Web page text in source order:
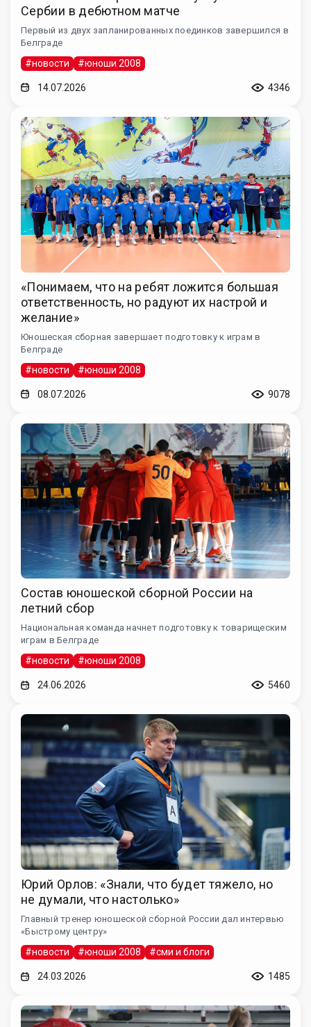
Сербии в дебютном матче
Первый из двух запланированных поединков завершился в
Белграде
#новости #юноши 2008
14.07.2026 4346
«Понимаем, что на ребят ложится большая
ответственность, но радуют их настрой и
желание»
Юношеская сборная завершает подготовку к играм в
Белграде
#новости #юноши 2008
08.07.2026 9078
Состав юношеской сборной России на
летний сбор
Национальная команда начнет подготовку к товарищеским
играм в Белграде
#новости #юноши 2008
24.06.2026 5460
Юрий Орлов: «Знали, что будет тяжело, но
не думали, что настолько»
Главный тренер юношеской сборной России дал интервью
«Быстрому центру»
#новости #юноши 2008 #сми и блоги
24.03.2026 1485